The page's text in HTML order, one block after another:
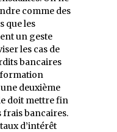
comme des
que les
un geste
les cas de
bancaires
deuxième
doit mettre fin
frais bancaires.
d’intérêt